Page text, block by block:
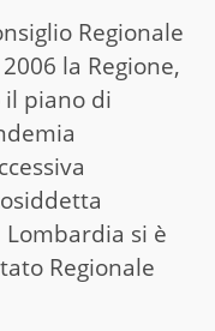
Regionale
la Regione,
piano di
si è
Regionale